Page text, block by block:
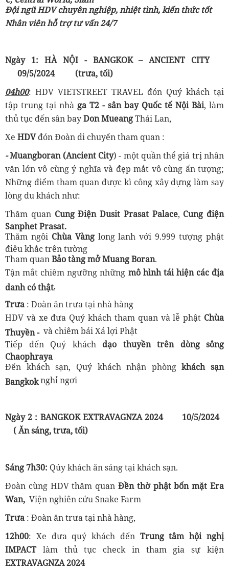
Đội ngũ HDV chuyên nghiệp, nhiệt tình, kiến thức tốt
Nhân viên hỗ trợ tư vấn 24/7
Ngày 1: HÀ NỘI- BANGKOK – ANCIENT CITY
09/5/2024
(trưa, tối)
04h00: HDV VIETSTREET TRAVEL đón Quý khách tại
tập trung tại nhà ga T2 - sân bay Quốc tế Nội Bài, làm
thủ tục đến sân bayDon MueangThái Lan,
Xe HDVđón Đoàn di chuyển tham quan :
-Muangboran (Ancient City) - một quần thể giá trị nhân
văn lớn vô cùng ý nghĩa và đẹp mắt vô cùng ấn tượng;
Những điểm tham quan được kì công xây dựng làm say
lòng du khách như:
Thăm quan Cung Điện Dusit Prasat Palace, Cung điện
Sanphet Prasat.
Thăm ngôi Chùa Vànglong lanh với 9.999 tượng phật
điêu khắc trên tường
Tham quanBảo tàng mở Muang Boran.
Tận mắt chiêm ngưỡng những mô hình tái hiện các địa
danh có thật,
Trưa : Đoàn ăn trưa tại nhà hàng
HDV và xe đưa Quý khách tham quan và lễ phật Chùa
Thuyền - và chiêm bái Xá lợi Phật
Tiếp đến Quý khách dạo thuyền trên dòng sông
Chaophraya
Đến khách sạn, Quý khách nhận phòngkhách sạn
Bangkoknghỉ ngơi
Ngày 2 : BANGKOK EXTRAVAGNZA 2024
10/5/2024
( Ăn sáng, trưa, tối)
Sáng 7h30: Qúy khách ăn sáng tại khách sạn.
Đoàn cùng HDV thăm quan Đền thờ phật bốn mặt Era
Wan, Viện nghiên cứu Snake Farm
Trưa : Đoàn ăn trưa tại nhà hàng,
12h00: Xe đưa quý khách đến Trung tâm hội nghị
IMPACTlàm thủ tục check in tham gia sự kiện
EXTRAVAGNZA 2024